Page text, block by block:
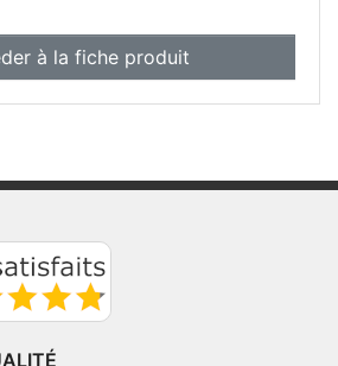
à la fiche produit